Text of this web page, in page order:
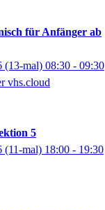
für Anfänger ab
(13-mal) 08:30 - 09:30
vhs.cloud
5
(11-mal) 18:00 - 19:30